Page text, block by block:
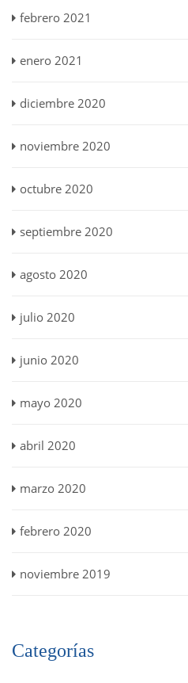
febrero 2021
enero 2021
diciembre 2020
noviembre 2020
octubre 2020
septiembre 2020
agosto 2020
julio 2020
junio 2020
mayo 2020
abril 2020
marzo 2020
febrero 2020
noviembre 2019
Categorías